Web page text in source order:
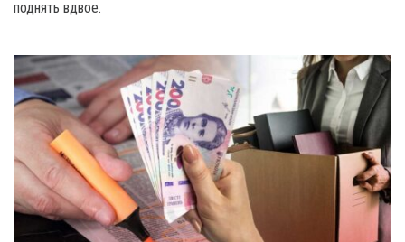
поднять вдвое.